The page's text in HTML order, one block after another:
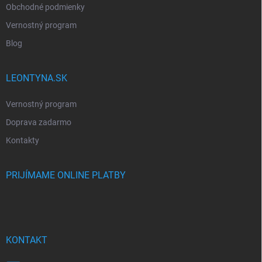
Obchodné podmienky
Vernostný program
Blog
LEONTYNA.SK
Vernostný program
Doprava zadarmo
Kontakty
PRIJÍMAME ONLINE PLATBY
KONTAKT